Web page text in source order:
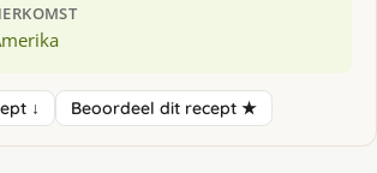
↓ Beoordeel dit recept ★